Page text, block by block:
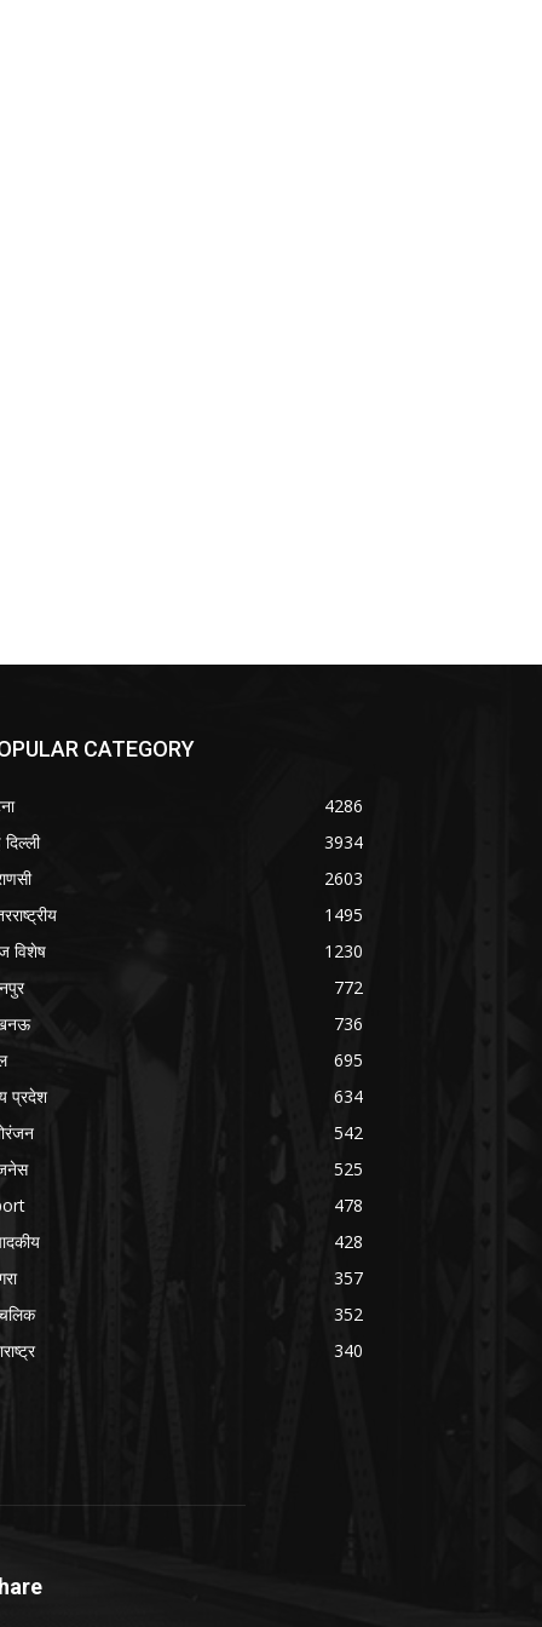
CATEGORY
4286
3934
2603
1495
विशेष
1230
772
736
695
प्रदेश
634
542
525
478
428
357
352
340